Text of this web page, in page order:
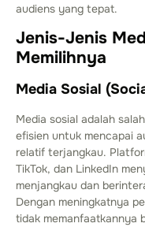
audiens yang tepat.
Jenis-Jenis
Memilihnya
Media Sosial
Media sosial adalah
efisien untuk mencapai
relatif terjangkau.
TikTok, dan LinkedIn
menjangkau dan
Dengan meningkatnya
tidak memanfaatkannya